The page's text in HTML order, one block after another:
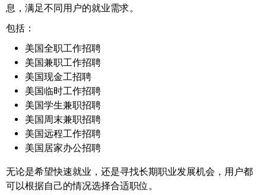
息，满足不同用户的就业需求。
包括：
美国全职工作招聘
美国兼职工作招聘
美国现金工招聘
美国临时工作招聘
美国学生兼职招聘
美国周末兼职招聘
美国远程工作招聘
美国居家办公招聘
无论是希望快速就业，还是寻找长期职业发展机会，用户都
可以根据自己的情况选择合适职位。